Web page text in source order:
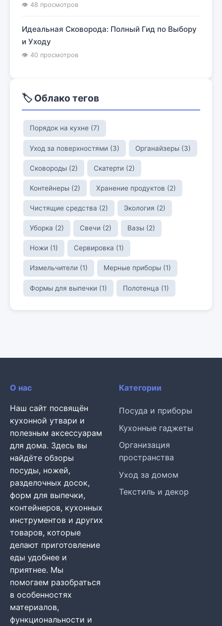
👁 48 просмотров
Идеальная Сковорода: Полный Гид по Выбору
и Уходу
👁 40 просмотров
🏷️ Облако тегов
Порядок на кухне (7)
Уход за поверхностями (3) Органайзеры (3)
Сковороды (2) Скатерти (2)
Контейнеры (2) Хранение продуктов (2)
Чистящие средства (2) Экология (2)
Уборка (2) Свечи (2) Вазы (2)
Ножи (1) Сервировка (1)
Измельчители (1) Мерные приборы (1)
Формы для выпечки (1) Полотенца (1)
О нас
Наш сайт посвящён
кухонной утвари и
полезным аксессуарам
для дома. Здесь вы
найдёте обзоры
посуды, ножей,
разделочных досок,
форм для выпечки,
контейнеров, кухонных
инструментов и других
товаров, которые
делают приготовление
еды удобнее и
приятнее. Мы
помогаем разобраться
в особенностях
материалов,
функциональности и
Категории
Посуда и приборы
Кухонные гаджеты
Организация
пространства
Уход за домом
Текстиль и декор